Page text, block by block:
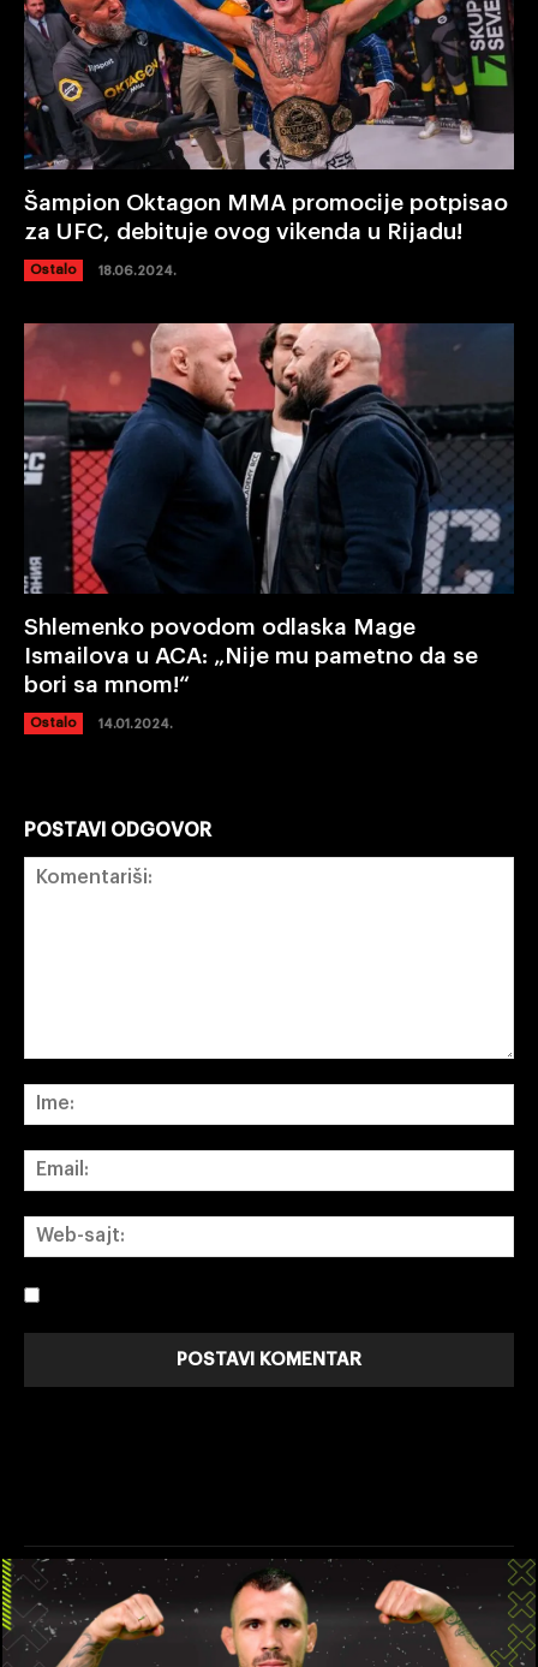
Šampion Oktagon MMA promocije potpisao
za UFC, debituje ovog vikenda u Rijadu!
Ostalo 18.06.2024.
Shlemenko povodom odlaska Mage
Ismailova u ACA: „Nije mu pametno da se
bori sa mnom!“
Ostalo 14.01.2024.
POSTAVI ODGOVOR